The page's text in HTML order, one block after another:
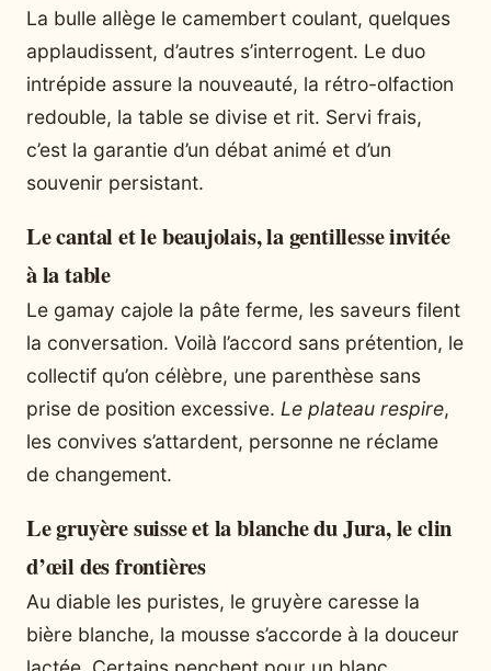
La bulle allège le camembert coulant, quelques
applaudissent, d’autres s’interrogent. Le duo
intrépide assure la nouveauté, la rétro-olfaction
redouble, la table se divise et rit. Servi frais,
c’est la garantie d’un débat animé et d’un
souvenir persistant.
Le cantal et le beaujolais, la gentillesse invitée
à la table
Le gamay cajole la pâte ferme, les saveurs filent
la conversation. Voilà l’accord sans prétention, le
collectif qu’on célèbre, une parenthèse sans
prise de position excessive. Le plateau respire,
les convives s’attardent, personne ne réclame
de changement.
Le gruyère suisse et la blanche du Jura, le clin
d’œil des frontières
Au diable les puristes, le gruyère caresse la
bière blanche, la mousse s’accorde à la douceur